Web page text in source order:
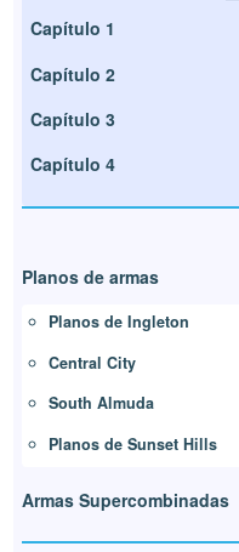
Capítulo 1
Capítulo 2
Capítulo 3
Capítulo 4
Planos de armas
Planos de Ingleton
Central City
South Almuda
Planos de Sunset Hills
Armas Supercombinadas